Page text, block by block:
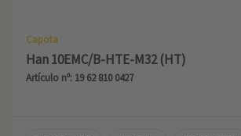
Capota
Han 10EMC/B-HTE-M32 (HT)
Artículo nº: 19 62 810 0427